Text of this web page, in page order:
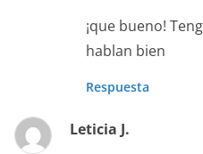
¡que bueno!
hablan bien
Respuesta
Leticia J.